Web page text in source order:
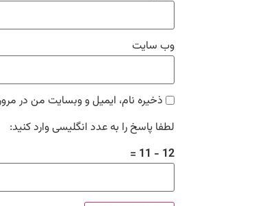
وب‌ سایت
ذخیره نام، ایمیل و وبسایت من در
لطفا پاسخ را به عدد انگلیسی وارد کنید:
12 − 11 =